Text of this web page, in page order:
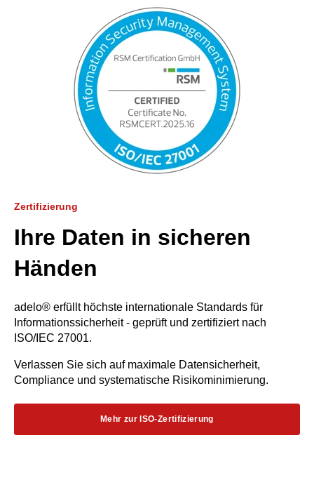
Zertifizierung
Ihre Daten in sicheren
Händen
adelo® erfüllt höchste internationale Standards für
Informationssicherheit - geprüft und zertifiziert nach
ISO/IEC 27001.
Verlassen Sie sich auf maximale Datensicherheit,
Compliance und systematische Risikominimierung.
Mehr zur ISO-Zertifizierung